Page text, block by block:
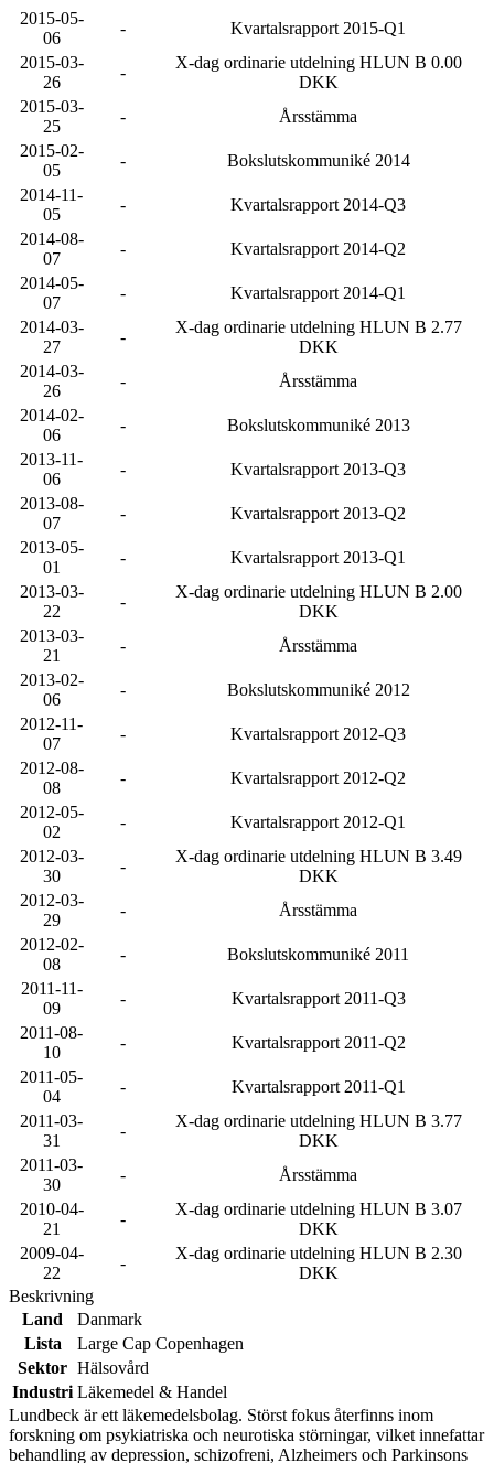
2015-05-
06
-
Kvartalsrapport 2015-Q1
2015-03-
26
-
X-dag ordinarie utdelning HLUN B 0.00
DKK
2015-03-
25
-
Årsstämma
2015-02-
05
-
Bokslutskommuniké 2014
2014-11-
05
-
Kvartalsrapport 2014-Q3
2014-08-
07
-
Kvartalsrapport 2014-Q2
2014-05-
07
-
Kvartalsrapport 2014-Q1
2014-03-
27
-
X-dag ordinarie utdelning HLUN B 2.77
DKK
2014-03-
26
-
Årsstämma
2014-02-
06
-
Bokslutskommuniké 2013
2013-11-
06
-
Kvartalsrapport 2013-Q3
2013-08-
07
-
Kvartalsrapport 2013-Q2
2013-05-
01
-
Kvartalsrapport 2013-Q1
2013-03-
22
-
X-dag ordinarie utdelning HLUN B 2.00
DKK
2013-03-
21
-
Årsstämma
2013-02-
06
-
Bokslutskommuniké 2012
2012-11-
07
-
Kvartalsrapport 2012-Q3
2012-08-
08
-
Kvartalsrapport 2012-Q2
2012-05-
02
-
Kvartalsrapport 2012-Q1
2012-03-
30
-
X-dag ordinarie utdelning HLUN B 3.49
DKK
2012-03-
29
-
Årsstämma
2012-02-
08
-
Bokslutskommuniké 2011
2011-11-
09
-
Kvartalsrapport 2011-Q3
2011-08-
10
-
Kvartalsrapport 2011-Q2
2011-05-
04
-
Kvartalsrapport 2011-Q1
2011-03-
31
-
X-dag ordinarie utdelning HLUN B 3.77
DKK
2011-03-
30
-
Årsstämma
2010-04-
21
-
X-dag ordinarie utdelning HLUN B 3.07
DKK
2009-04-
22
-
X-dag ordinarie utdelning HLUN B 2.30
DKK
Beskrivning
Land
Danmark
Lista
Large Cap Copenhagen
Sektor Hälsovård
Industri Läkemedel & Handel
Lundbeck är ett läkemedelsbolag. Störst fokus återfinns inom
forskning om psykiatriska och neurotiska störningar, vilket innefattar
behandling av depression, schizofreni, Alzheimers och Parkinsons